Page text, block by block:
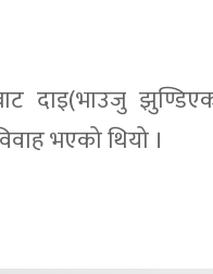
दाइ(भाउजु
भएको थियो ।